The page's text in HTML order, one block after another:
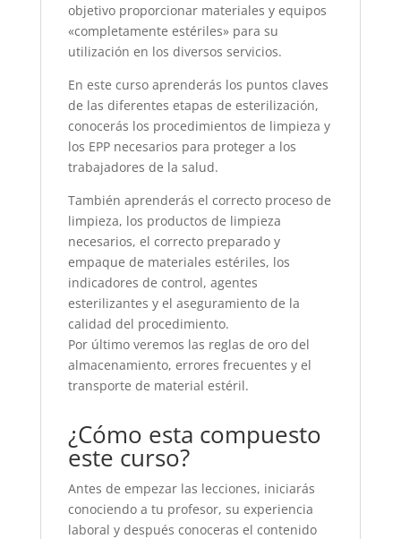
objetivo proporcionar materiales y equipos
«completamente estériles» para su
utilización en los diversos servicios.
En este curso aprenderás los puntos claves
de las diferentes etapas de esterilización,
conocerás los procedimientos de limpieza y
los EPP necesarios para proteger a los
trabajadores de la salud.
También aprenderás el correcto proceso de
limpieza, los productos de limpieza
necesarios, el correcto preparado y
empaque de materiales estériles, los
indicadores de control, agentes
esterilizantes y el aseguramiento de la
calidad del procedimiento.
Por último veremos las reglas de oro del
almacenamiento, errores frecuentes y el
transporte de material estéril.
¿Cómo esta compuesto
este curso?
Antes de empezar las lecciones, iniciarás
conociendo a tu profesor, su experiencia
laboral y después conoceras el contenido